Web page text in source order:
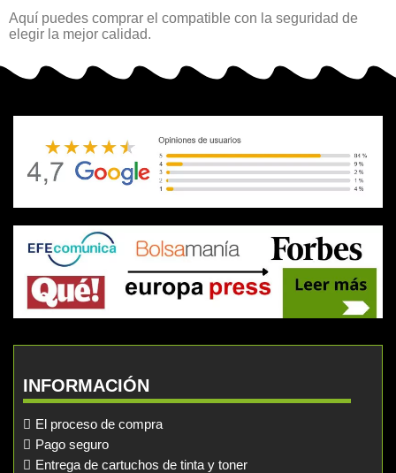
Aquí puedes comprar el compatible con la seguridad de
elegir la mejor calidad.
INFORMACIÓN
El proceso de compra
Pago seguro
Entrega de cartuchos de tinta y toner